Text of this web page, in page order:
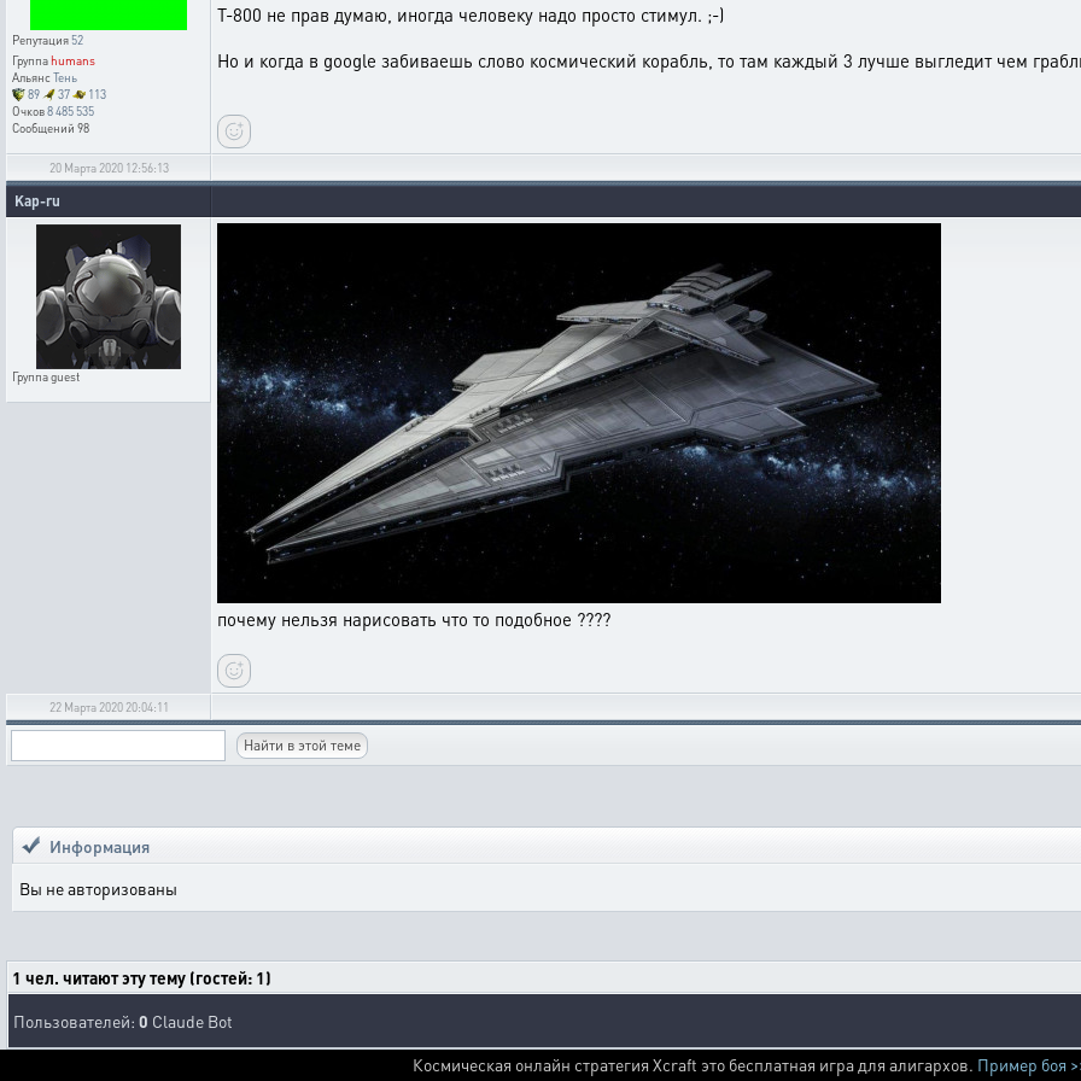
Репутация 52
Группаhumans
АльянсТень
89
37
113
Очков8 485 535
Сообщений 98
Т-800 не прав думаю, иногда человеку надо просто стимул. ;-)
Но и когда в google забиваешь слово космический корабль, то там каждый 3 лучше выгледит чем
20 Марта 2020 12:56:13
Kap-ru
Группаguest
почему нельзя нарисовать что то подобное ????
22 Марта 2020 20:04:11
Информация
Вы не авторизованы
1 чел. читают эту тему (гостей: 1)
Пользователей: 0 Claude Bot
Космическая онлайн стратегия Xcraft это бесплатная игра для алигархов. Пример боя